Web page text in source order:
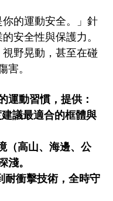
你的運動安全。」針
安全性與保護力。
野晃動，甚至在碰
害。
運動習慣，提供：
議最適合的框體與
（高山、海邊、公
淺。
耐衝擊技術，全時守